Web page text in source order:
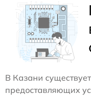
В Казани
предоставляющих